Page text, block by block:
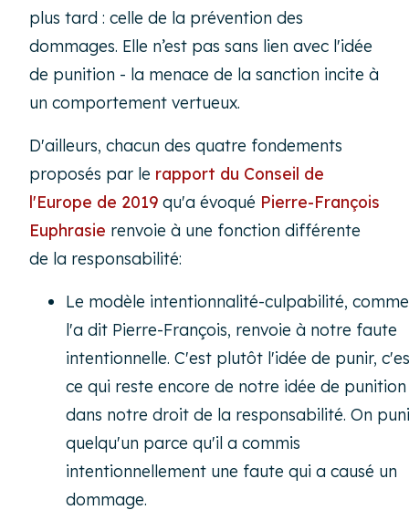
plus tard : celle de la prévention des
dommages. Elle n’est pas sans lien avec l'idée
de punition - la menace de la sanction incite à
un comportement vertueux.
D'ailleurs, chacun des quatre fondements
proposés par le rapport du Conseil de
l'Europe de 2019 qu'a évoqué Pierre-François
Euphrasie renvoie à une fonction différente
de la responsabilité:
Le modèle intentionnalité-culpabilité, comme
l'a dit Pierre-François, renvoie à notre faute
intentionnelle. C'est plutôt l'idée de punir,
ce qui reste encore de notre idée de punition
dans notre droit de la responsabilité. On
quelqu'un parce qu'il a commis
intentionnellement une faute qui a causé un
dommage.